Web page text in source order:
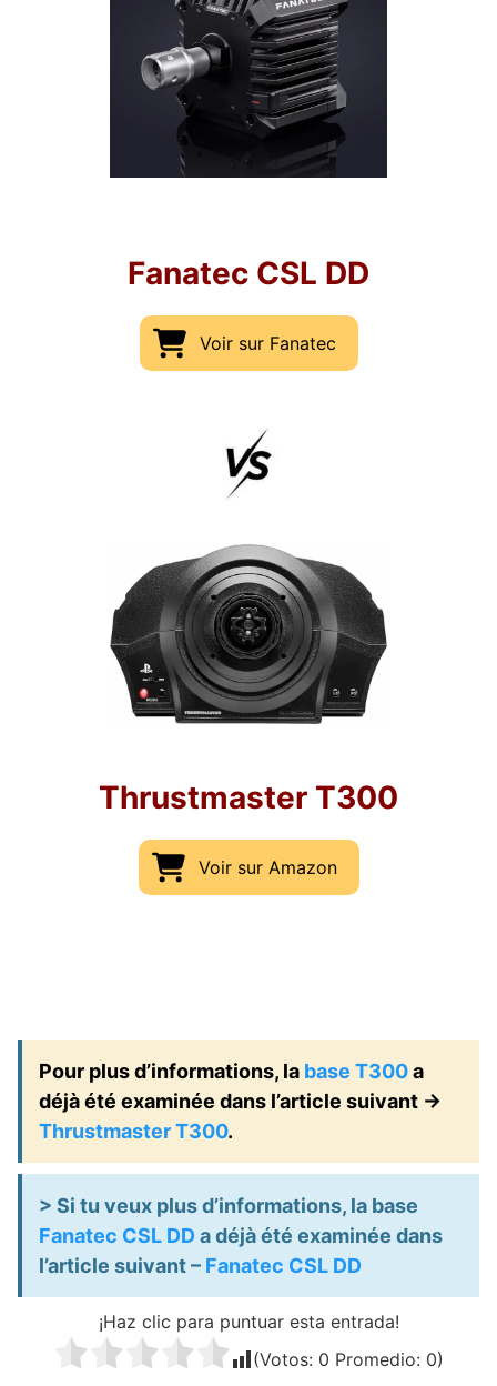
Fanatec CSL DD
Voir sur Fanatec
Thrustmaster T300
Voir sur Amazon
Pour plus d’informations, la base T300a
déjà été examinée dans l’article suivant ->
Thrustmaster T300.
> Si tu veux plus d’informations, la base
Fanatec CSL DDa déjà été examinée dans
l’article suivant – Fanatec CSL DD
¡Haz clic para puntuar esta entrada!
(Votos: 0 Promedio: 0)